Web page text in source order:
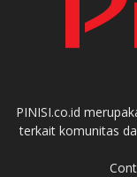
PINISI.co.id
terkait komunitas